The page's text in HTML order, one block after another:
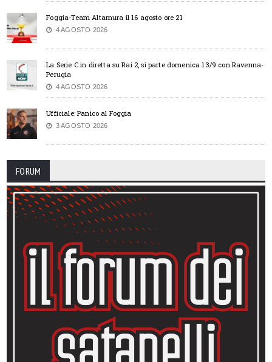
Foggia-Team Altamura il 16 agosto ore 21
4 AGOSTO 2026
La Serie C in diretta su Rai 2, si parte domenica 13/9 con Ravenna-
Perugia
4 AGOSTO 2026
Ufficiale: Panico al Foggia
3 AGOSTO 2026
FORUM